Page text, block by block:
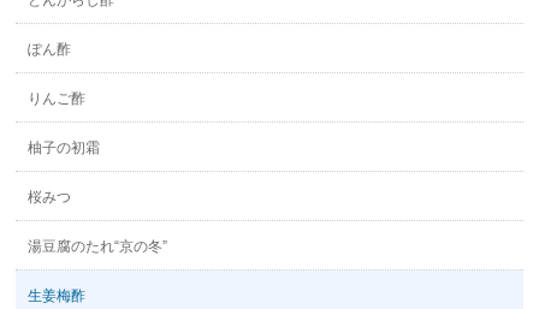
ぽん酢
りんご酢
柚子の初霜
桜みつ
湯豆腐のたれ“京の冬”
生姜梅酢